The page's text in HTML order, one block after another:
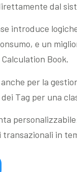
dal
introduce
e un
Book.
per la
Tag per una
in